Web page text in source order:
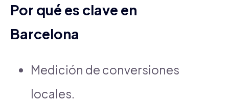
Por qué es clave en
Barcelona
Medición de conversiones
locales.